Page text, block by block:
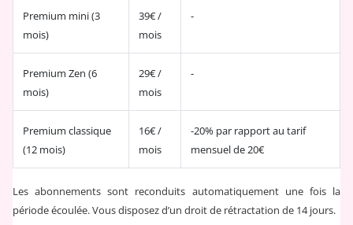
Premium mini (3
mois)
39€ /
mois
-
Premium Zen (6
mois)
29€ /
mois
-
Premium classique
(12 mois)
16€ /
mois
-20% par rapport au tarif
mensuel de 20€
Les abonnements sont reconduits automatiquement une fois la
période écoulée. Vous disposez d’un droit de rétractation de 14 jours.